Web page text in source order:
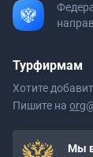
Турфирмам
Хотите
Пишите на
Мы в